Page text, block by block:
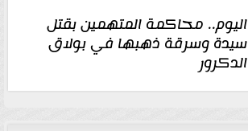
اليوم.. محاكمة المتهمين بقتل
سيدة وسرقة ذهبها في بولاق
الدكرور